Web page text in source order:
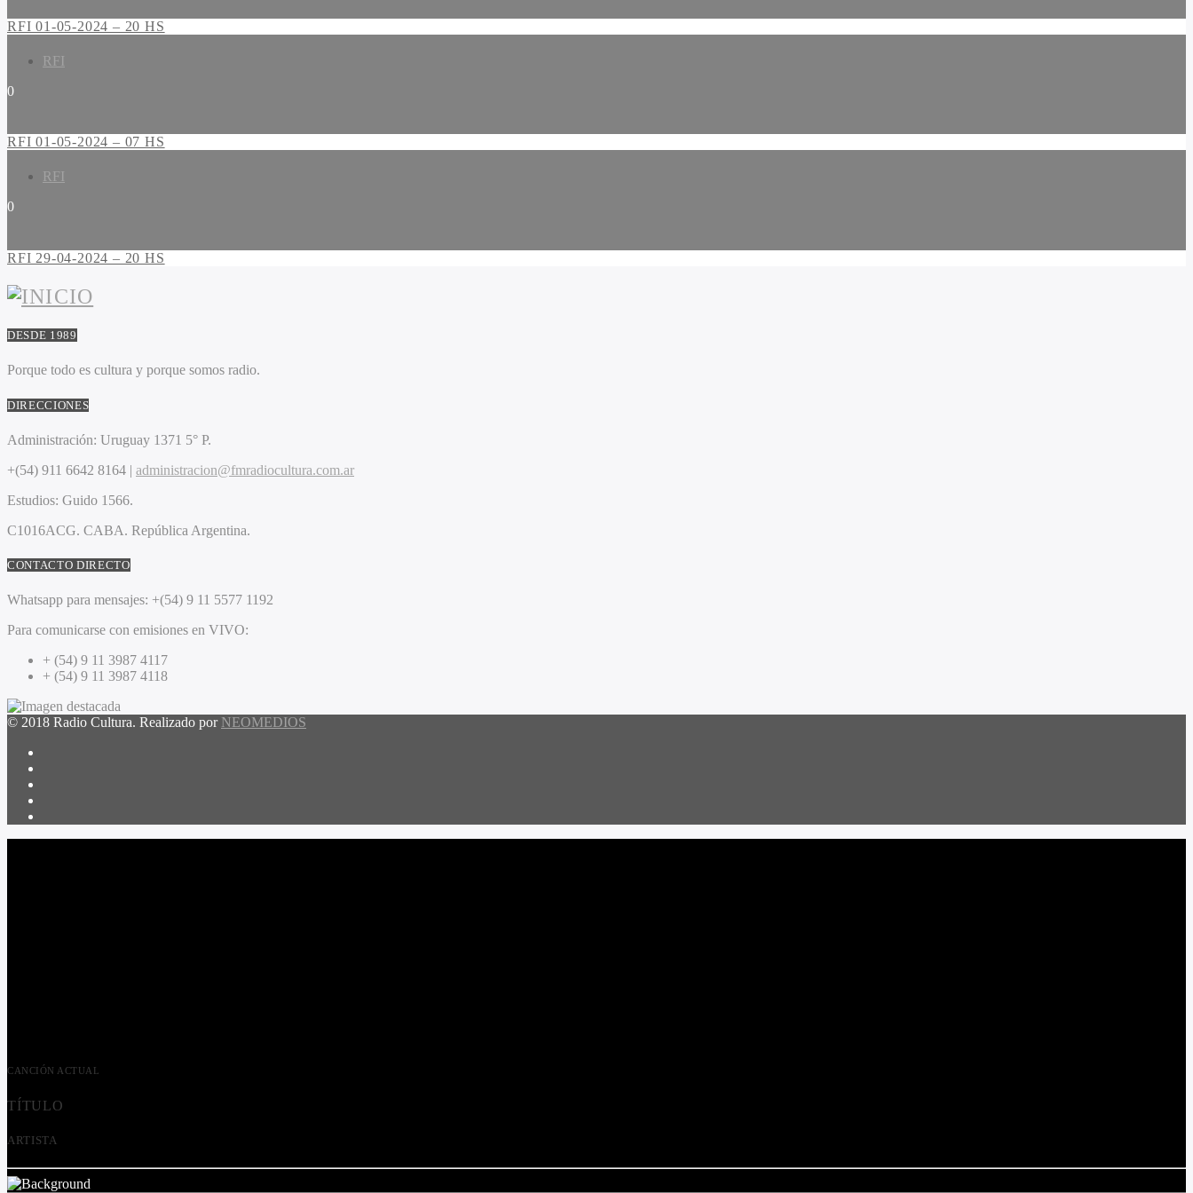
RFI 01-05-2024 – 20 HS
RFI
0
RFI 01-05-2024 – 07 HS
RFI
0
RFI 29-04-2024 – 20 HS
DESDE 1989
Porque todo es cultura y porque somos radio.
DIRECCIONES
Administración: Uruguay 1371 5° P.
+(54) 911 6642 8164 | administracion@fmradiocultura.com.ar
Estudios: Guido 1566.
C1016ACG. CABA. República Argentina.
CONTACTO DIRECTO
Whatsapp para mensajes: +(54) 9 11 5577 1192
Para comunicarse con emisiones en VIVO:
+ (54) 9 11 3987 4117
+ (54) 9 11 3987 4118
© 2018 Radio Cultura. Realizado por NEOMEDIOS
CANCIÓN ACTUAL
TÍTULO
ARTISTA